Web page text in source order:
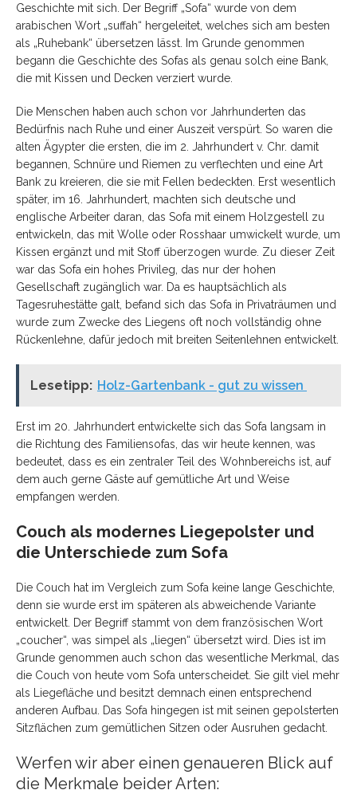
Geschichte mit sich. Der Begriff „Sofa“ wurde von dem
arabischen Wort „suffah“ hergeleitet, welches sich am besten
als „Ruhebank“ übersetzen lässt. Im Grunde genommen
begann die Geschichte des Sofas als genau solch eine Bank,
die mit Kissen und Decken verziert wurde.
Die Menschen haben auch schon vor Jahrhunderten das
Bedürfnis nach Ruhe und einer Auszeit verspürt. So waren die
alten Ägypter die ersten, die im 2. Jahrhundert v. Chr. damit
begannen, Schnüre und Riemen zu verflechten und eine Art
Bank zu kreieren, die sie mit Fellen bedeckten. Erst wesentlich
später, im 16. Jahrhundert, machten sich deutsche und
englische Arbeiter daran, das Sofa mit einem Holzgestell zu
entwickeln, das mit Wolle oder Rosshaar umwickelt wurde, um
Kissen ergänzt und mit Stoff überzogen wurde. Zu dieser Zeit
war das Sofa ein hohes Privileg, das nur der hohen
Gesellschaft zugänglich war. Da es hauptsächlich als
Tagesruhestätte galt, befand sich das Sofa in Privaträumen und
wurde zum Zwecke des Liegens oft noch vollständig ohne
Rückenlehne, dafür jedoch mit breiten Seitenlehnen entwickelt.
Lesetipp: Holz-Gartenbank - gut zu wissen
Erst im 20. Jahrhundert entwickelte sich das Sofa langsam in
die Richtung des Familiensofas, das wir heute kennen, was
bedeutet, dass es ein zentraler Teil des Wohnbereichs ist, auf
dem auch gerne Gäste auf gemütliche Art und Weise
empfangen werden.
Couch als modernes Liegepolster und
die Unterschiede zum Sofa
Die Couch hat im Vergleich zum Sofa keine lange Geschichte,
denn sie wurde erst im späteren als abweichende Variante
entwickelt. Der Begriff stammt von dem französischen Wort
„coucher“, was simpel als „liegen“ übersetzt wird. Dies ist im
Grunde genommen auch schon das wesentliche Merkmal, das
die Couch von heute vom Sofa unterscheidet. Sie gilt viel mehr
als Liegefläche und besitzt demnach einen entsprechend
anderen Aufbau. Das Sofa hingegen ist mit seinen gepolsterten
Sitzflächen zum gemütlichen Sitzen oder Ausruhen gedacht.
Werfen wir aber einen genaueren Blick auf
die Merkmale beider Arten: